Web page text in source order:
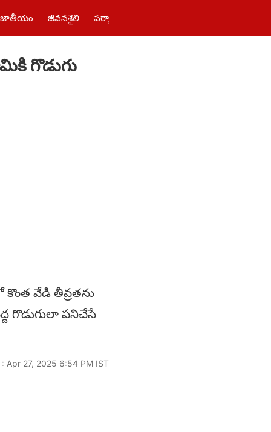
జాతీయం జీవనశైలి పర్యాటకం
గొడుగు
వేడి తీవ్రతను
గొడుగులా పనిచేసే
Apr 27, 2025 6:54 PM IST